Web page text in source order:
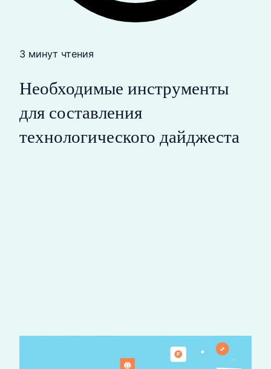
3 минут чтения
Необходимые инструменты
для составления
технологического дайджеста